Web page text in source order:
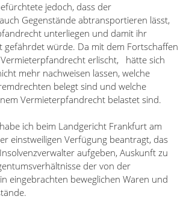
jedoch, dass der
Gegenstände abtransportieren lässt,
unterliegen und damit ihr
gefährdet würde. Da mit dem Fortschaffen
erlischt, hätte sich
mehr nachweisen lassen, welche
belegt sind und welche
Vermieterpfandrecht belastet sind.
ich beim Landgericht Frankfurt am
einstweiligen Verfügung beantragt, das
aufgeben, Auskunft zu
der von der
eingebrachten beweglichen Waren und